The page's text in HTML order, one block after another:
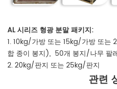
AL 시리즈 형광 분말 패키지:
1. 10kg/가방 또는 15kg/가방 또는
합 종이 봉지), 50개 봉지/나무 팔
2. 20kg/판지 또는 25kg/판지
관련